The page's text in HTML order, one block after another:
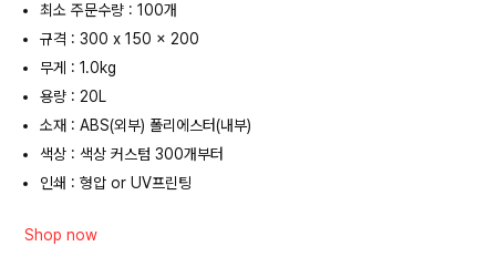
최소 주문수량 : 100개
규격 : 300 x 150 x 200
무게 : 1.0kg
용량 : 20L
소재 : ABS(외부) 폴리에스터(내부)
색상 : 색상 커스텀 300개부터
인쇄 : 형압 or UV프린팅
Shop now